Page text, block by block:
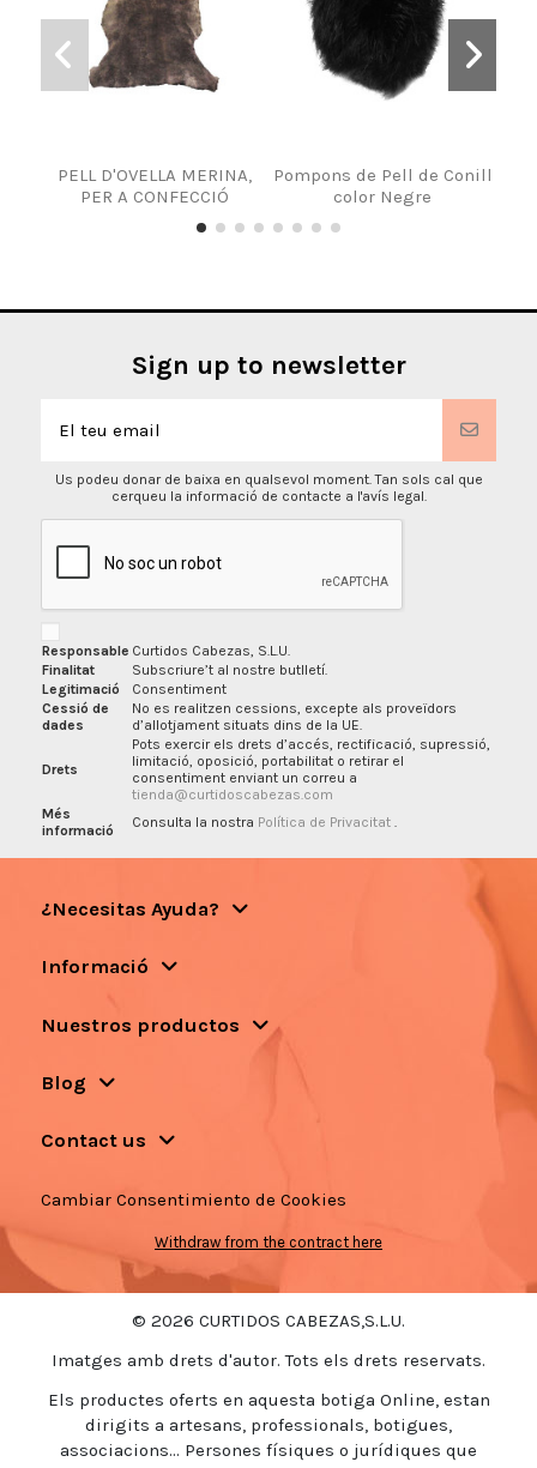
PELL D'OVELLA MERINA,
PER A CONFECCIÓ
Pompons de Pell de Conill
color Negre
Sign up to newsletter
Us podeu donar de baixa en qualsevol moment. Tan sols cal que
cerqueu la informació de contacte a l'avís legal.
Responsable Curtidos Cabezas, S.L.U.
Finalitat
Subscriure’t al nostre butlletí.
Legitimació
Consentiment
Cessió de
dades
No es realitzen cessions, excepte als proveïdors
d’allotjament situats dins de la UE.
Drets
Pots exercir els drets d’accés, rectificació, supressió,
limitació, oposició, portabilitat o retirar el
consentiment enviant un correu a
tienda@curtidoscabezas.com
Més
informació
Consulta la nostra Política de Privacitat
¿Necesitas Ayuda?
Informació
Nuestros productos
Blog
Contact us
Cambiar Consentimiento de Cookies
Withdraw from the contract here
© 2026 CURTIDOS CABEZAS,S.L.U.
Imatges amb drets d'autor. Tots els drets reservats.
Els productes oferts en aquesta botiga Online, estan
dirigits a artesans, professionals, botigues,
associacions... Persones físiques o jurídiques que